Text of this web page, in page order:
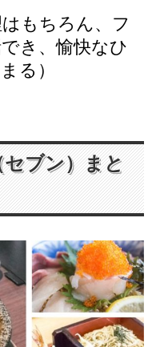
もちろん、フ
き、愉快なひ
る）
ブン）まと